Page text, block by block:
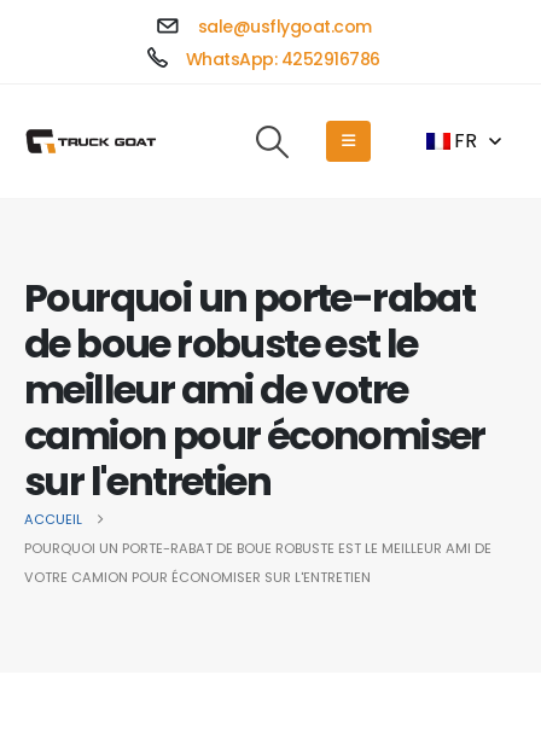
sale@usflygoat.com
WhatsApp: 4252916786
FR
Pourquoi un porte-rabat
de boue robuste est le
meilleur ami de votre
camion pour économiser
sur l'entretien
ACCUEIL
POURQUOI UN PORTE-RABAT DE BOUE ROBUSTE EST LE MEILLEUR AMI DE
VOTRE CAMION POUR ÉCONOMISER SUR L'ENTRETIEN